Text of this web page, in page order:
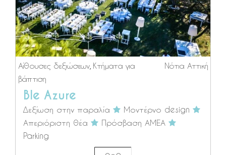
Νότια Αττική
Αίθουσες δεξιώσεων, Κτήματα για
βάπτιση
Ble Azure
Δεξίωση στην παραλία
Μοντέρνο design
Απεριόριστη θέα
Πρόσβαση ΑΜΕΑ
Parking